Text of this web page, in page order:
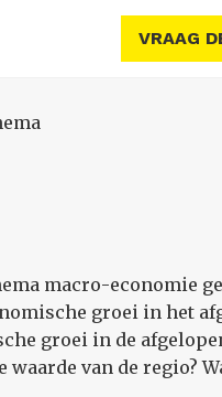
VRAAG
macro-economie
groei in het
groei in de
waarde van de regio?